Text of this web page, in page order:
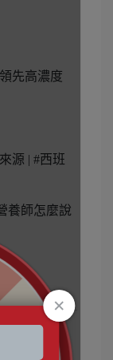
先高濃度
源 | #西班
養師怎麼說